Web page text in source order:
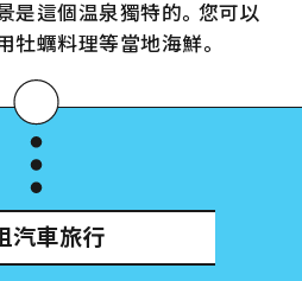
看
是這個温泉獨特的。您可以
牡蠣料理等當地海鮮。
汽車旅行